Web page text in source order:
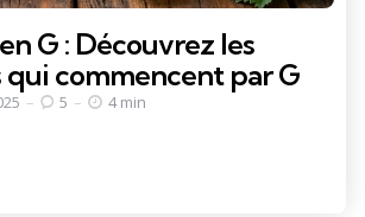
G : Découvrez les
commencent par G
5 4 min